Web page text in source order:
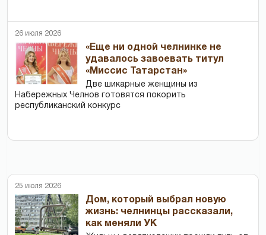
26 июля 2026
«Еще ни одной челнинке не
удавалось завоевать титул
«Миссис Татарстан»
Две шикарные женщины из
Набережных Челнов готовятся покорить
республиканский конкурс
25 июля 2026
Дом, который выбрал новую
жизнь: челнинцы рассказали,
как меняли УК